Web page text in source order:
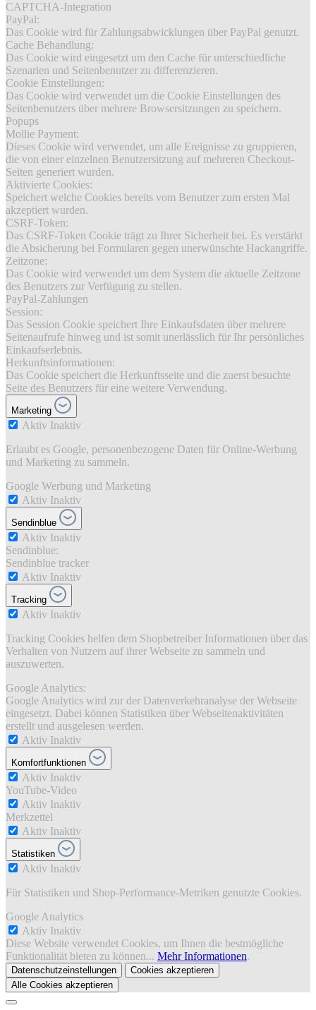
CAPTCHA-Integration
PayPal:
Das Cookie wird für Zahlungsabwicklungen über PayPal genutzt.
Cache Behandlung:
Das Cookie wird eingesetzt um den Cache für unterschiedliche
Szenarien und Seitenbenutzer zu differenzieren.
Cookie Einstellungen:
Das Cookie wird verwendet um die Cookie Einstellungen des
Seitenbenutzers über mehrere Browsersitzungen zu speichern.
Popups
Mollie Payment:
Dieses Cookie wird verwendet, um alle Ereignisse zu gruppieren,
die von einer einzelnen Benutzersitzung auf mehreren Checkout-
Seiten generiert wurden.
Aktivierte Cookies:
Speichert welche Cookies bereits vom Benutzer zum ersten Mal
akzeptiert wurden.
CSRF-Token:
Das CSRF-Token Cookie trägt zu Ihrer Sicherheit bei. Es verstärkt
die Absicherung bei Formularen gegen unerwünschte Hackangriffe.
Zeitzone:
Das Cookie wird verwendet um dem System die aktuelle Zeitzone
des Benutzers zur Verfügung zu stellen.
PayPal-Zahlungen
Session:
Das Session Cookie speichert Ihre Einkaufsdaten über mehrere
Seitenaufrufe hinweg und ist somit unerlässlich für Ihr persönliches
Einkaufserlebnis.
Herkunftsinformationen:
Das Cookie speichert die Herkunftsseite und die zuerst besuchte
Seite des Benutzers für eine weitere Verwendung.
Marketing
Aktiv Inaktiv
Erlaubt es Google, personenbezogene Daten für Online-Werbung
und Marketing zu sammeln.
Google Werbung und Marketing
Aktiv Inaktiv
Sendinblue
Aktiv Inaktiv
Sendinblue:
Sendinblue tracker
Aktiv Inaktiv
Tracking
Aktiv Inaktiv
Tracking Cookies helfen dem Shopbetreiber Informationen über das
Verhalten von Nutzern auf ihrer Webseite zu sammeln und
auszuwerten.
Google Analytics:
Google Analytics wird zur der Datenverkehranalyse der Webseite
eingesetzt. Dabei können Statistiken über Webseitenaktivitäten
erstellt und ausgelesen werden.
Aktiv Inaktiv
Komfortfunktionen
Aktiv Inaktiv
YouTube-Video
Aktiv Inaktiv
Merkzettel
Aktiv Inaktiv
Statistiken
Aktiv Inaktiv
Für Statistiken und Shop-Performance-Metriken genutzte Cookies.
Google Analytics
Aktiv Inaktiv
Diese Website verwendet Cookies, um Ihnen die bestmögliche
Funktionalität bieten zu können... Mehr Informationen.
Datenschutzeinstellungen
Cookies akzeptieren
Alle Cookies akzeptieren